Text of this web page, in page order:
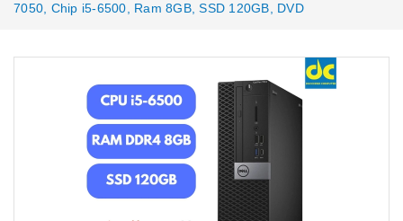
7050, Chip i5-6500, Ram 8GB, SSD 120GB, DVD